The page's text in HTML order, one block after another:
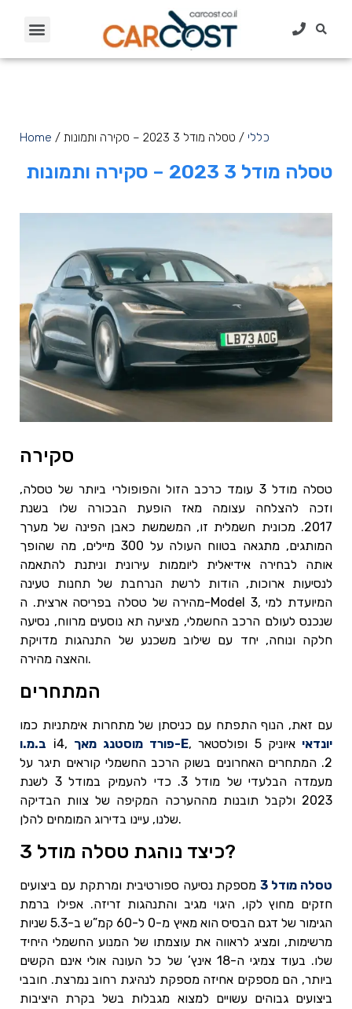
Home / כללי / טסלה מודל 3 2023 – סקירה ותמונות
טסלה מודל 3 2023 – סקירה ותמונות
סקירה
טסלה מודל 3 עומד כרכב הזול והפופולרי ביותר של טסלה,
וזכה להצלחה עצומה מאז הופעת הבכורה שלו בשנת
2017. מכונית חשמלית זו, המשמשת כאבן הפינה של מערך
המותגים, מתגאה בטווח העולה על 300 מיילים, מה שהופך
אותה לבחירה אידיאלית ליוממות עירונית וניתנת להתאמה
לנסיעות ארוכות, הודות לרשת הנרחבת של תחנות טעינה
מהירה של טסלה בפריסה ארצית. ה-Model 3, המיועדת למי
שנכנס לעולם הרכב החשמלי, מציעה תא נוסעים מרווח, נסיעה
חלקה ונוחה, יחד עם שילוב משכנע של התנהגות מדויקת
והאצה מהירה.
המתחרים
עם זאת, הנוף התפתח עם כניסתן של מתחרות אימתניות כמו
ב.מ.ו i4, פורד מוסטנג מאך-E, יונדאי
איוניק 5 ופולסטאר
2. המתחרים האחרונים בשוק הרכב החשמלי קוראים תיגר על
מעמדה הבלעדי של מודל 3. כדי להעמיק במודל 3 לשנת
2023 ולקבל תובנות מההערכה המקיפה של צוות הבדיקה
שלנו, עיינו בדירוג המומחים להלן.
כיצד נוהגת טסלה מודל 3?
טסלה מודל 3
מספקת נסיעה ספורטיבית ומרתקת עם ביצועים
חזקים מחוץ לקו, היגוי מגיב והתנהגות זריזה. אפילו ברמת
הגימור של דגם הבסיס הוא מאיץ מ-0 ל-60 קמ”ש ב-5.3 שניות
מרשימות, ומציג לראווה את עוצמתו של המנוע החשמלי היחיד
שלו. בעוד צמיגי ה-18 אינץ’ של כל העונה אולי אינם הקשים
ביותר, הם מספקים אחיזה מספקת לנהיגת רחוב נמרצת. חובבי
ביצועים גבוהים עשויים למצוא מגבלות בשל בקרת היציבות